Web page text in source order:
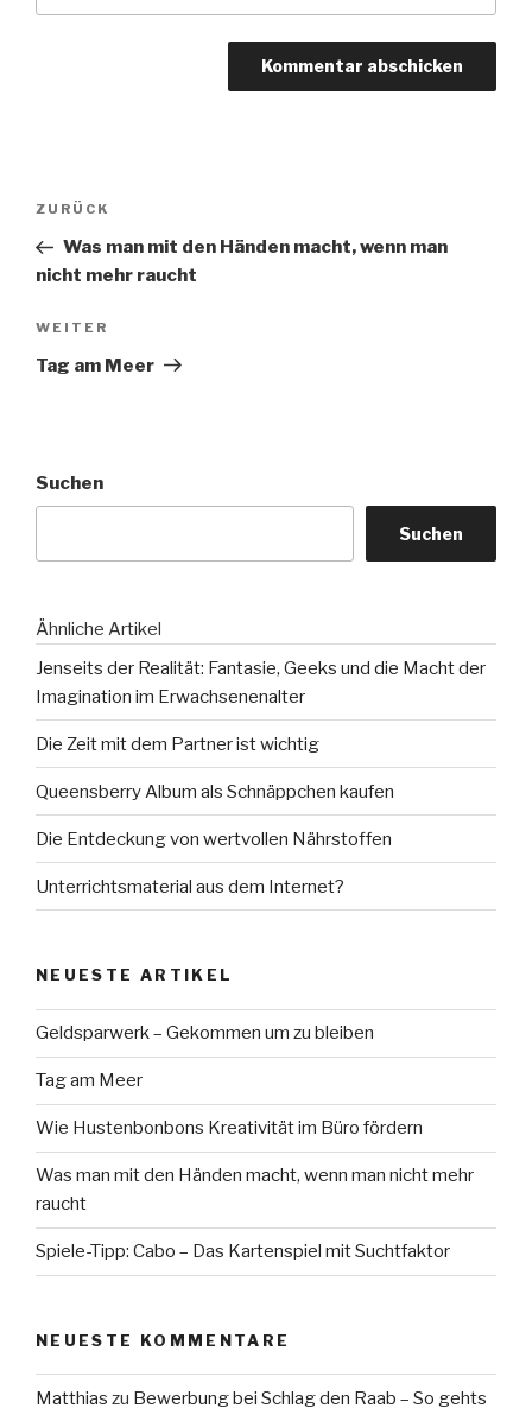
Beitragsnavigation
Vorheriger
Beitrag
ZURÜCK
Was man mit den Händen macht, wenn man
nicht mehr raucht
Nächster
Beitrag
WEITER
Tag am Meer
Suchen
Suchen
Ähnliche Artikel
Jenseits der Realität: Fantasie, Geeks und die Macht der
Imagination im Erwachsenenalter
Die Zeit mit dem Partner ist wichtig
Queensberry Album als Schnäppchen kaufen
Die Entdeckung von wertvollen Nährstoffen
Unterrichtsmaterial aus dem Internet?
NEUESTE ARTIKEL
Geldsparwerk – Gekommen um zu bleiben
Tag am Meer
Wie Hustenbonbons Kreativität im Büro fördern
Was man mit den Händen macht, wenn man nicht mehr
raucht
Spiele-Tipp: Cabo – Das Kartenspiel mit Suchtfaktor
NEUESTE KOMMENTARE
Matthias zu Bewerbung bei Schlag den Raab – So gehts